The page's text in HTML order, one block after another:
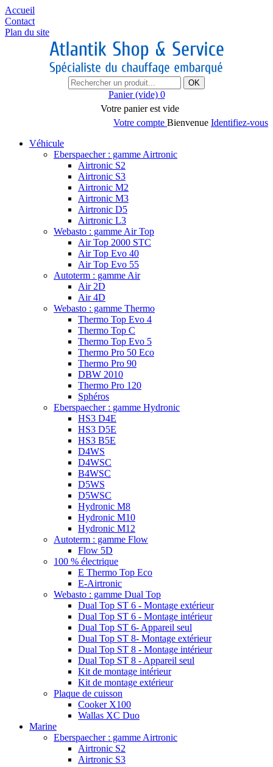
Accueil
Contact
Plan du site
OK
Panier (vide) 0
Votre panier est vide
Votre compte Bienvenue Identifiez-vous
Véhicule
Eberspaecher : gamme Airtronic
Airtronic S2
Airtronic S3
Airtronic M2
Airtronic M3
Airtronic D5
Airtronic L3
Webasto : gamme Air Top
Air Top 2000 STC
Air Top Evo 40
Air Top Evo 55
Autoterm : gamme Air
Air 2D
Air 4D
Webasto : gamme Thermo
Thermo Top Evo 4
Thermo Top C
Thermo Top Evo 5
Thermo Pro 50 Eco
Thermo Pro 90
DBW 2010
Thermo Pro 120
Sphéros
Eberspaecher : gamme Hydronic
HS3 D4E
HS3 D5E
HS3 B5E
D4WS
D4WSC
B4WSC
D5WS
D5WSC
Hydronic M8
Hydronic M10
Hydronic M12
Autoterm : gamme Flow
Flow 5D
100 % électrique
E Thermo Top Eco
E-Airtronic
Webasto : gamme Dual Top
Dual Top ST 6 - Montage extérieur
Dual Top ST 6 - Montage intérieur
Dual Top ST 6- Appareil seul
Dual Top ST 8- Montage extérieur
Dual Top ST 8 - Montage intérieur
Dual Top ST 8 - Appareil seul
Kit de montage intérieur
Kit de montage extérieur
Plaque de cuisson
Cooker X100
Wallas XC Duo
Marine
Eberspaecher : gamme Airtronic
Airtronic S2
Airtronic S3